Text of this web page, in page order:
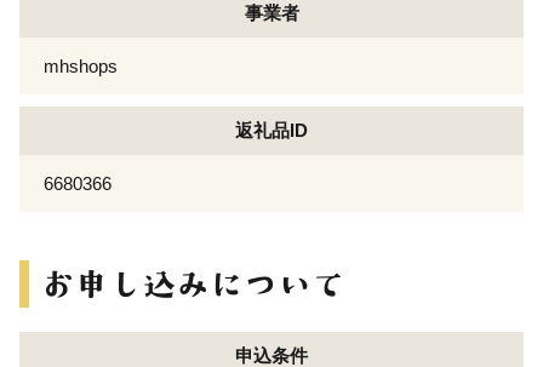
事業者
mhshops
返礼品ID
6680366
申込条件